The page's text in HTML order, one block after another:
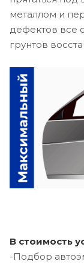
металлом и
дефектов все
грунтов
В стоимость
-Подбор